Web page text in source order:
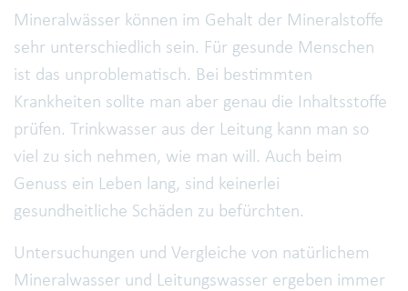
Mineralwässer können im Gehalt der Mineralstoffe
sehr unterschiedlich sein. Für gesunde Menschen
ist das unproblematisch. Bei bestimmten
Krankheiten sollte man aber genau die Inhaltsstoffe
prüfen. Trinkwasser aus der Leitung kann man so
viel zu sich nehmen, wie man will. Auch beim
Genuss ein Leben lang, sind keinerlei
gesundheitliche Schäden zu befürchten.
Untersuchungen und Vergleiche von natürlichem
Mineralwasser und Leitungswasser ergeben immer